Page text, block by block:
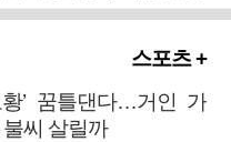
스포츠 +
황’ 꿈틀댄다…거인 가
씨 살릴까